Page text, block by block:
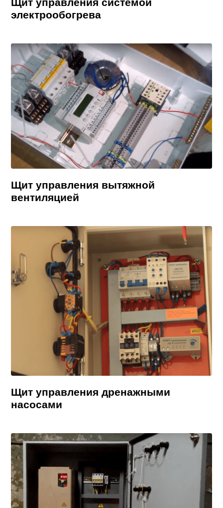
Щит управления системой
электрообогрева
Щит управления вытяжной
вентиляцией
Щит управления дренажными
насосами